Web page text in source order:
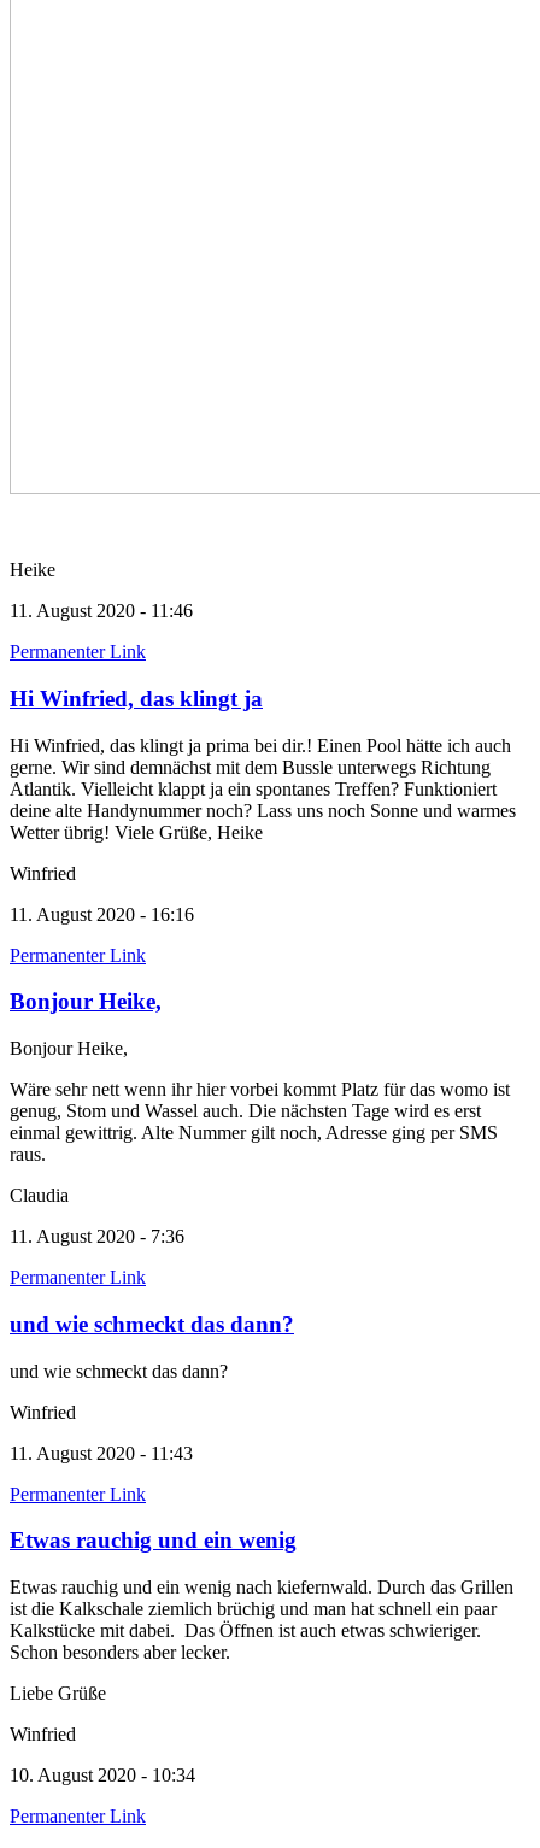
Heike
11. August 2020 - 11:46
Permanenter Link
Hi Winfried, das klingt ja
Hi Winfried, das klingt ja prima bei dir.! Einen Pool hätte ich auch
gerne. Wir sind demnächst mit dem Bussle unterwegs Richtung
Atlantik. Vielleicht klappt ja ein spontanes Treffen? Funktioniert
deine alte Handynummer noch? Lass uns noch Sonne und warmes
Wetter übrig! Viele Grüße, Heike
Winfried
11. August 2020 - 16:16
Permanenter Link
Bonjour Heike,
Bonjour Heike,
Wäre sehr nett wenn ihr hier vorbei kommt Platz für das womo ist
genug, Stom und Wassel auch. Die nächsten Tage wird es erst
einmal gewittrig. Alte Nummer gilt noch, Adresse ging per SMS
raus.
Claudia
11. August 2020 - 7:36
Permanenter Link
und wie schmeckt das dann?
und wie schmeckt das dann?
Winfried
11. August 2020 - 11:43
Permanenter Link
Etwas rauchig und ein wenig
Etwas rauchig und ein wenig nach kiefernwald. Durch das Grillen
ist die Kalkschale ziemlich brüchig und man hat schnell ein paar
Kalkstücke mit dabei. Das Öffnen ist auch etwas schwieriger.
Schon besonders aber lecker.
Liebe Grüße
Winfried
10. August 2020 - 10:34
Permanenter Link